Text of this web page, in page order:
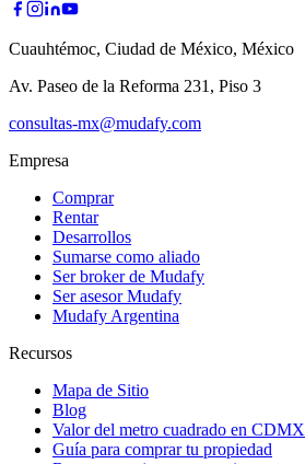
Cuauhtémoc, Ciudad de México, México
Av. Paseo de la Reforma 231, Piso 3
consultas-mx@mudafy.com
Empresa
Comprar
Rentar
Desarrollos
Sumarse como aliado
Ser broker de Mudafy
Ser asesor Mudafy
Mudafy Argentina
Recursos
Mapa de Sitio
Blog
Valor del metro cuadrado en CDMX
Guía para comprar tu propiedad